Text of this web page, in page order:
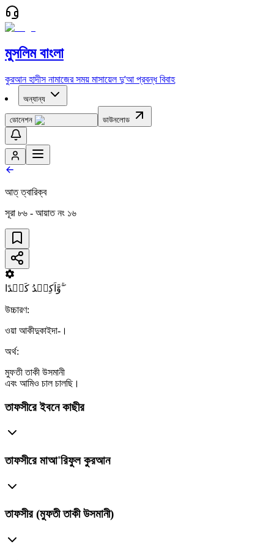
মুসলিম বাংলা
কুরআন হাদীস নামাজের সময় মাসায়েল দু'আ প্রবন্ধ বিবাহ
অন্যান্য
ডোনেশন ডাউনলোড
আত্ ত্বারিক্ব
সূরা ৮৬ - আয়াত নং ১৬
وَّاَکِیۡدُ کَیۡدًا ۚۖ
উচ্চারণ:
ওয়া আকীদুকাইদা-।
অর্থ:
মুফতী তাকী উসমানী
এবং আমিও চাল চালছি।
তাফসীরে ইবনে কাছীর
তাফসীরে মাআ'রিফুল কুরআন
তাফসীর (মুফতী তাকী উসমানী)